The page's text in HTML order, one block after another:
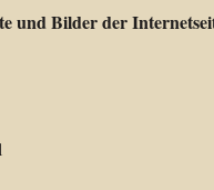
und Bilder der